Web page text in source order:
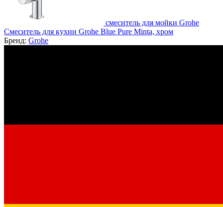
смеситель для мойки Grohe
Смеситель для кухни Grohe Blue Pure Minta, хром
Бренд: Grohe